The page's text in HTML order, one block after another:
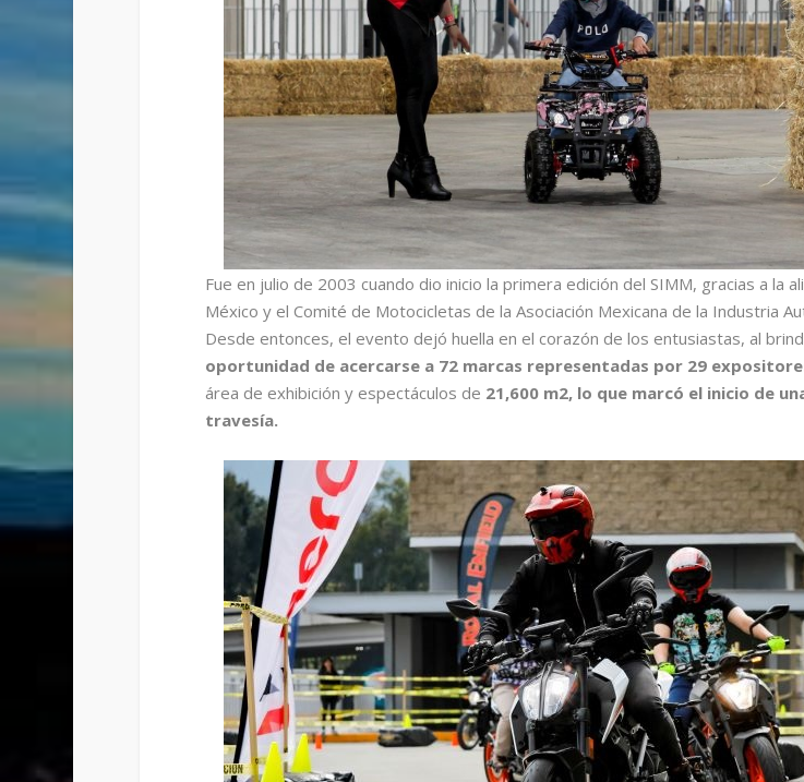
Fue en julio de 2003 cuando dio inicio la primera edición del SIMM, gracias a la
México y el Comité de Motocicletas de la Asociación Mexicana de la Industria
Desde entonces, el evento dejó huella en el corazón de los entusiastas, al
oportunidad de acercarse a 72 marcas representadas por 29
área de exhibición y espectáculos de 21,600 m2, lo que marcó el inicio de
travesía.